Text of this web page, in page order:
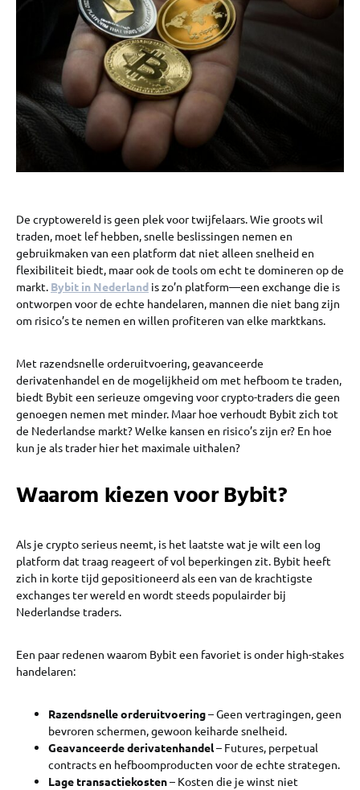
De cryptowereld is geen plek voor twijfelaars. Wie groots wil
traden, moet lef hebben, snelle beslissingen nemen en
gebruikmaken van een platform dat niet alleen snelheid en
flexibiliteit biedt, maar ook de tools om echt te domineren op de
markt. Bybit in Nederland is zo’n platform—een exchange die is
ontworpen voor de echte handelaren, mannen die niet bang zijn
om risico’s te nemen en willen profiteren van elke marktkans.
Met razendsnelle orderuitvoering, geavanceerde
derivatenhandel en de mogelijkheid om met hefboom te traden,
biedt Bybit een serieuze omgeving voor crypto-traders die geen
genoegen nemen met minder. Maar hoe verhoudt Bybit zich tot
de Nederlandse markt? Welke kansen en risico’s zijn er? En hoe
kun je als trader hier het maximale uithalen?
Waarom kiezen voor Bybit?
Als je crypto serieus neemt, is het laatste wat je wilt een log
platform dat traag reageert of vol beperkingen zit. Bybit heeft
zich in korte tijd gepositioneerd als een van de krachtigste
exchanges ter wereld en wordt steeds populairder bij
Nederlandse traders.
Een paar redenen waarom Bybit een favoriet is onder high-stakes
handelaren:
Razendsnelle orderuitvoering– Geen vertragingen, geen
bevroren schermen, gewoon keiharde snelheid.
Geavanceerde derivatenhandel– Futures, perpetual
contracts en hefboomproducten voor de echte strategen.
Lage transactiekosten– Kosten die je winst niet